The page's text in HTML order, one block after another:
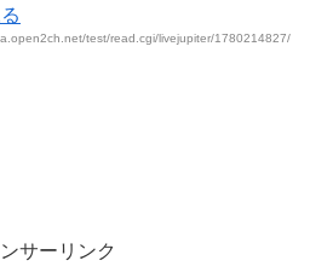
test/read.cgi/livejupiter/1780214827/
サーリンク